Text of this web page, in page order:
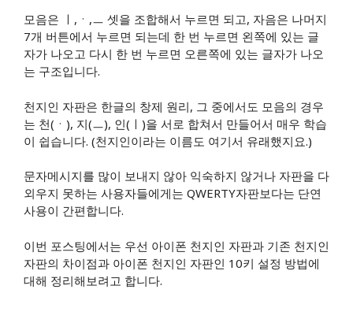
모음은 ㅣ,ㆍ,ㅡ 셋을 조합해서 누르면 되고, 자음은 나머지
7개 버튼에서 누르면 되는데 한 번 누르면 왼쪽에 있는 글
자가 나오고 다시 한 번 누르면 오른쪽에 있는 글자가 나오
는 구조입니다.
천지인 자판은 한글의 창제 원리, 그 중에서도 모음의 경우
는 천(ㆍ), 지(ㅡ), 인(ㅣ)을 서로 합쳐서 만들어서 매우 학습
이 쉽습니다. (천지인이라는 이름도 여기서 유래했지요.)
문자메시지를 많이 보내지 않아 익숙하지 않거나 자판을 다
외우지 못하는 사용자들에게는 QWERTY자판보다는 단연
사용이 간편합니다.
이번 포스팅에서는 우선 아이폰 천지인 자판과 기존 천지인
자판의 차이점과 아이폰 천지인 자판인 10키 설정 방법에
대해 정리해보려고 합니다.